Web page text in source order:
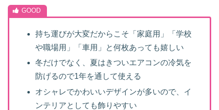
持ち運びが大変だからこそ「家庭用」「学校
や職場用」「車用」と何枚あっても嬉しい
冬だけでなく、夏はきついエアコンの冷気を
防げるので1年を通して使える
オシャレでかわいいデザインが多いので、イ
ンテリアとしても飾りやすい